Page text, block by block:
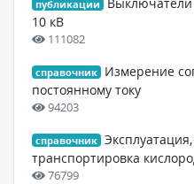
публикации
10 кВ
111082
справочник
Измерение
постоянному току
94203
справочник
транспортировка
76799